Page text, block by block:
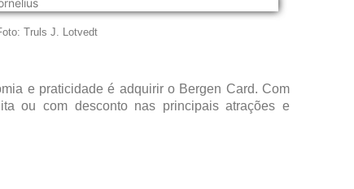
Truls J. Lotvedt
e praticidade é adquirir o Bergen Card. Com
ou com desconto nas principais atrações e